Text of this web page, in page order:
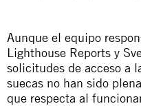
Aunque el equipo
Lighthouse Reports y
solicitudes de acceso a
suecas no han sido
que respecta al